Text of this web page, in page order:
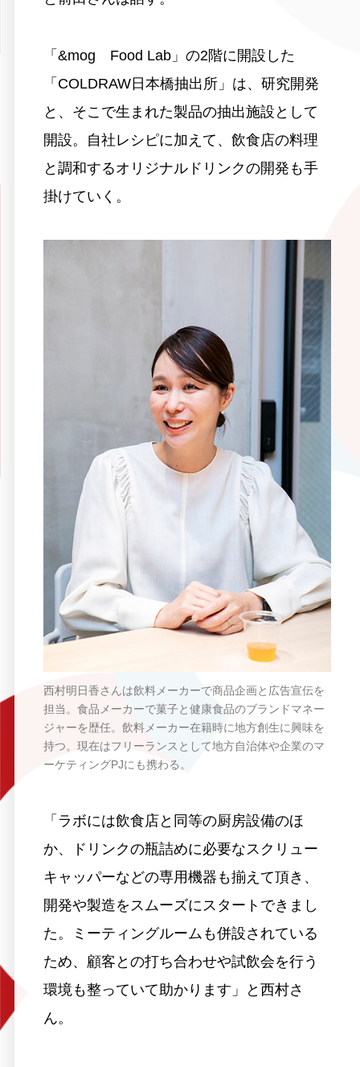
「&mog Food Lab」の2階に開設した
「COLDRAW日本橋抽出所」は、研究開発
と、そこで生まれた製品の抽出施設として
開設。自社レシピに加えて、飲食店の料理
と調和するオリジナルドリンクの開発も手
掛けていく。
西村明日香さんは飲料メーカーで商品企画と広告宣伝を
担当。食品メーカーで菓子と健康食品のブランドマネー
ジャーを歴任。飲料メーカー在籍時に地方創生に興味を
持つ。現在はフリーランスとして地方自治体や企業のマ
ーケティングPJにも携わる。
「ラボには飲食店と同等の厨房設備のほ
か、ドリンクの瓶詰めに必要なスクリュー
キャッパーなどの専用機器も揃えて頂き、
開発や製造をスムーズにスタートできまし
た。ミーティングルームも併設されている
ため、顧客との打ち合わせや試飲会を行う
環境も整っていて助かります」と西村さ
ん。